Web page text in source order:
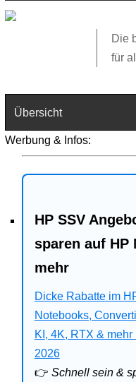
Die
für
Übersicht
Technik
Web
Business
Angebote
Bitdefender
Werbung & Infos:
HP SSV
sparen auf HP
mehr
Dicke Rabatte im
Notebooks,
KI, 4K, RTX &
2026
👉 Schnell sein &